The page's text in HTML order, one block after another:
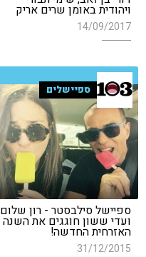
ויהודית באומן שרים אריק
14/09/2017
ספיישלים
ספיישל סילבסטר - רון שלום
ועדי ששון חוגגים את השנה
האזרחית החדשה!
31/12/2015